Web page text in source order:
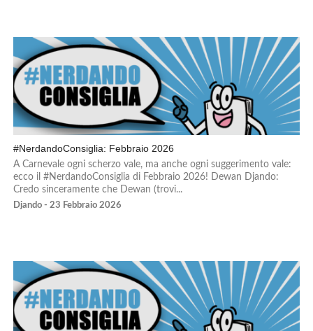
#NerdandoConsiglia: Febbraio 2026
A Carnevale ogni scherzo vale, ma anche ogni suggerimento vale:
ecco il #NerdandoConsiglia di Febbraio 2026! Dewan Djando:
Credo sinceramente che Dewan (trovi...
Djando - 23 Febbraio 2026